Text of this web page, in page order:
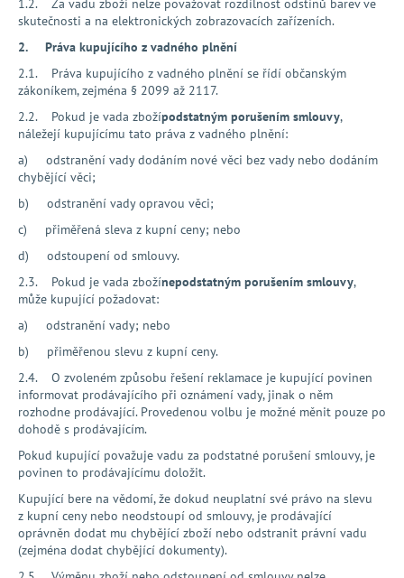
skutečnosti a na elektronických zobrazovacích zařízeních.
2. Práva kupujícího z vadného plnění
2.1. Práva kupujícího z vadného plnění se řídí občanským
zákoníkem, zejména § 2099 až 2117.
2.2. Pokud je vada zbožípodstatným porušením smlouvy,
náležejí kupujícímu tato práva z vadného plnění:
a) odstranění vady dodáním nové věci bez vady nebo dodáním
chybějící věci;
b) odstranění vady opravou věci;
c) přiměřená sleva z kupní ceny; nebo
d) odstoupení od smlouvy.
2.3. Pokud je vada zbožínepodstatným porušením smlouvy,
může kupující požadovat:
a) odstranění vady; nebo
b) přiměřenou slevu z kupní ceny.
2.4. O zvoleném způsobu řešení reklamace je kupující povinen
informovat prodávajícího při oznámení vady, jinak o něm
rozhodne prodávající. Provedenou volbu je možné měnit pouze po
dohodě s prodávajícím.
Pokud kupující považuje vadu za podstatné porušení smlouvy, je
povinen to prodávajícímu doložit.
Kupující bere na vědomí, že dokud neuplatní své právo na slevu
z kupní ceny nebo neodstoupí od smlouvy, je prodávající
oprávněn dodat mu chybějící zboží nebo odstranit právní vadu
(zejména dodat chybějící dokumenty).
e
m